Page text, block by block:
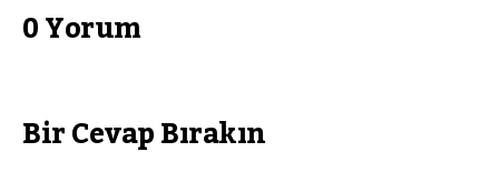
0 Yorum
Bir Cevap Bırakın